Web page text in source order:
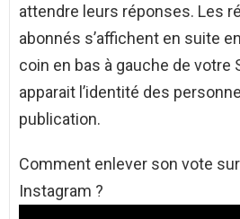
attendre leurs réponses. Les
abonnés s’affichent en suite
coin en bas à gauche de votre
apparait l’identité des
publication.
Comment enlever son vote
Instagram ?